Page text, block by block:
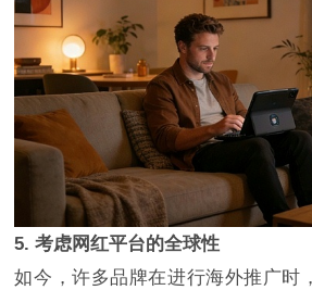
5. 考虑网红平台的全球性
如今，许多品牌在进行海外推广时